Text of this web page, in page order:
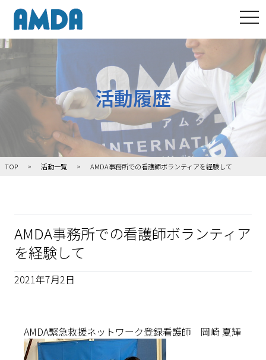
活動履歴
TOP 活動一覧 AMDA事務所での看護師ボランティアを経験して
AMDA事務所での看護師ボランティア
を経験して
2021年7月2日
AMDA緊急救援ネットワーク登録看護師 岡崎 夏輝